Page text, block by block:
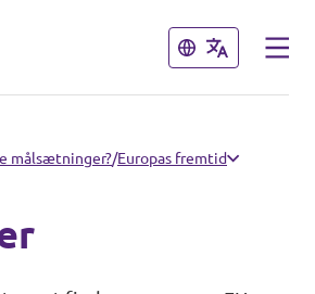
Luk
Luk
målsætninger?/Europas fremtid